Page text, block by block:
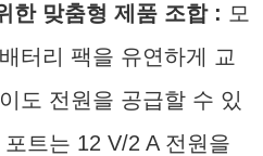
한 맞춤형 제품 조합 : 모
터리 팩을 유연하게 교
도 전원을 공급할 수 있
트는 12 V/2 A 전원을